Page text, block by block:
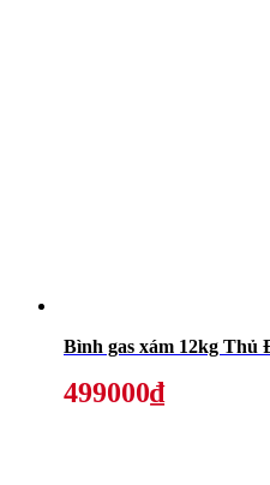
Bình gas xám 12kg Thủ
499000₫